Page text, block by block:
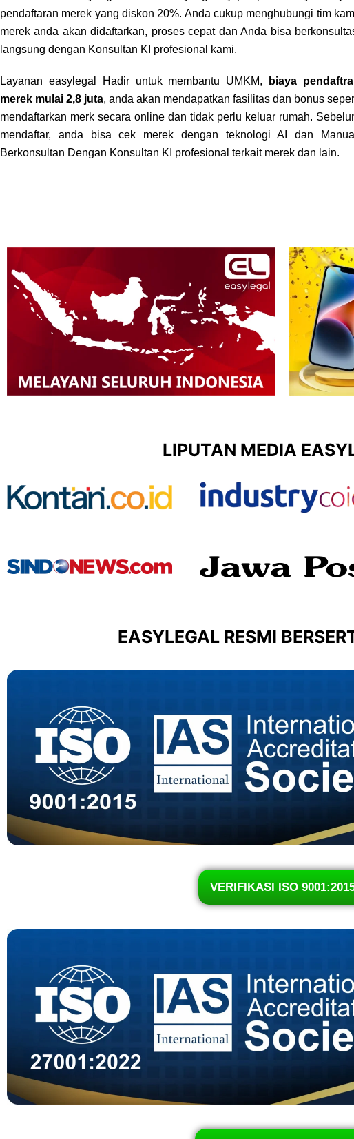
pendaftaran merek yang diskon 20%. Anda cukup menghubungi tim
merek anda akan didaftarkan, proses cepat dan Anda bisa
langsung dengan Konsultan KI profesional kami.
Layanan easylegal Hadir untuk membantu UMKM,
biaya
merek mulai 2,8 juta, anda akan mendapatkan fasilitas dan bonus
mendaftarkan merk secara online dan tidak perlu keluar rumah.
mendaftar, anda bisa cek merek dengan teknologi AI dan
Berkonsultan Dengan Konsultan KI profesional terkait merek dan lain.
LIPUTAN MEDIA
EASYLEGAL RESMI
VERIFIKASI ISO